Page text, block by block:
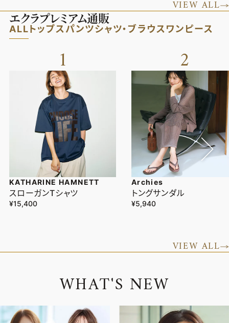
VIEW ALL
エクラプレミアム通販
ALLトップス パンツシャツ・ブラウス ワンピース
1
KATHARINE HAMNETT
スローガンTシャツ
¥15,400
2
Archies
トングサンダル
¥5,940
VIEW ALL
WHAT'S NEW